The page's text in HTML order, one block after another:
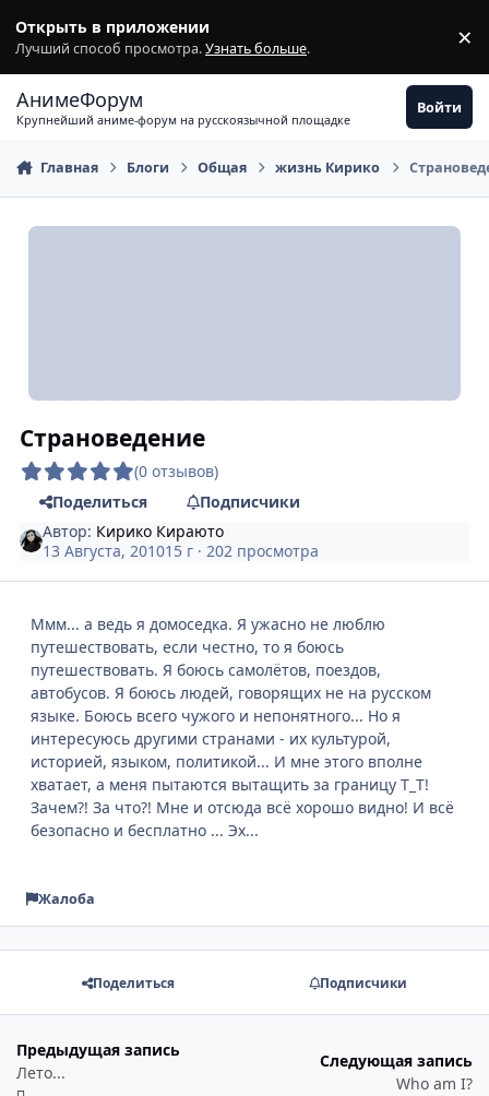
Открыть в приложении
Лучший способ просмотра.Узнать больше. ×
АнимеФорум
Крупнейший аниме-форум на русскоязычной площадке
Войти
Главная Блоги Общая жизнь Кирико
Страноведение
(0 отзывов)
Поделиться
Подписчики
Автор: Кирико Кираюто
13 Августа, 201015 г · 202 просмотра
Ммм... а ведь я домоседка. Я ужасно не люблю
путешествовать, если честно, то я боюсь
путешествовать. Я боюсь самолётов, поездов,
автобусов. Я боюсь людей, говорящих не на русском
языке. Боюсь всего чужого и непонятного... Но я
интересуюсь другими странами - их культурой,
историей, языком, политикой... И мне этого вполне
хватает, а меня пытаются вытащить за границу Т_Т!
Зачем?! За что?! Мне и отсюда всё хорошо видно! И всё
безопасно и бесплатно ... Эх...
Жалоба
Поделиться Подписчики
Предыдущая запись
Лето...
Следующая запись
Who am I?